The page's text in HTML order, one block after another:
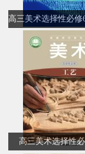
高三美术选择性